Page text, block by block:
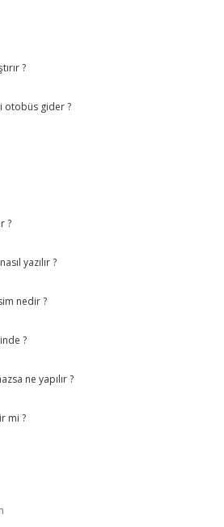
?
otobüs gider ?
?
yazılır ?
nedir ?
?
ne yapılır ?
mi ?